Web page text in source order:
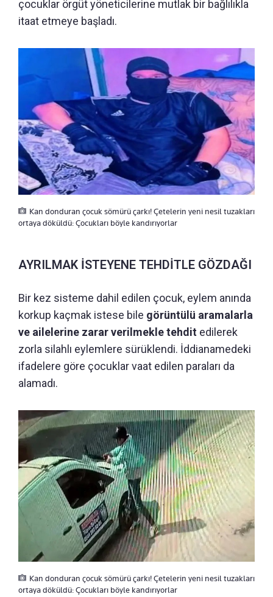
çocuklar örgüt yöneticilerine mutlak bir bağlılıkla
itaat etmeye başladı.
Kan donduran çocuk sömürü çarkı! Çetelerin yeni nesil tuzakları
ortaya döküldü: Çocukları böyle kandırıyorlar
AYRILMAK İSTEYENE TEHDİTLE GÖZDAĞI
Bir kez sisteme dahil edilen çocuk, eylem anında
korkup kaçmak istese bile görüntülü aramalarla
ve ailelerine zarar verilmekle tehdit edilerek
zorla silahlı eylemlere sürüklendi. İddianamedeki
ifadelere göre çocuklar vaat edilen paraları da
alamadı.
Kan donduran çocuk sömürü çarkı! Çetelerin yeni nesil tuzakları
ortaya döküldü: Çocukları böyle kandırıyorlar